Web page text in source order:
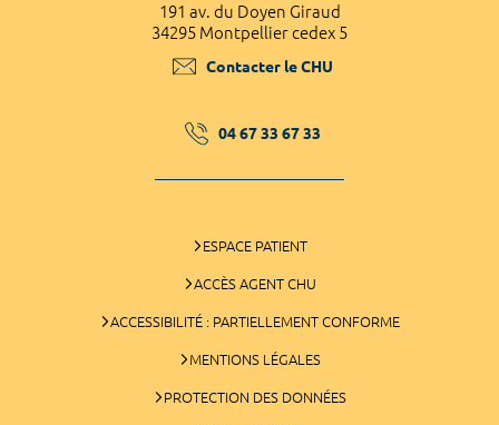
191 av. du Doyen Giraud
34295 Montpellier cedex 5
Contacter le CHU
04 67 33 67 33
ESPACE PATIENT
ACCÈS AGENT CHU
ACCESSIBILITÉ : PARTIELLEMENT CONFORME
MENTIONS LÉGALES
PROTECTION DES DONNÉES